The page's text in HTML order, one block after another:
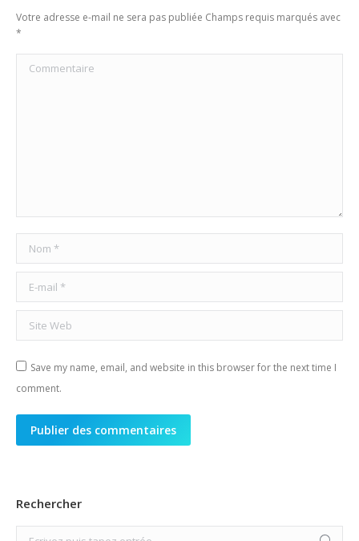
Votre adresse e-mail ne sera pas publiée Champs requis marqués avec
*
Commentaire
Nom *
E-mail *
Site Web
Save my name, email, and website in this browser for the next time I
comment.
Publier des commentaires
Rechercher
Search: